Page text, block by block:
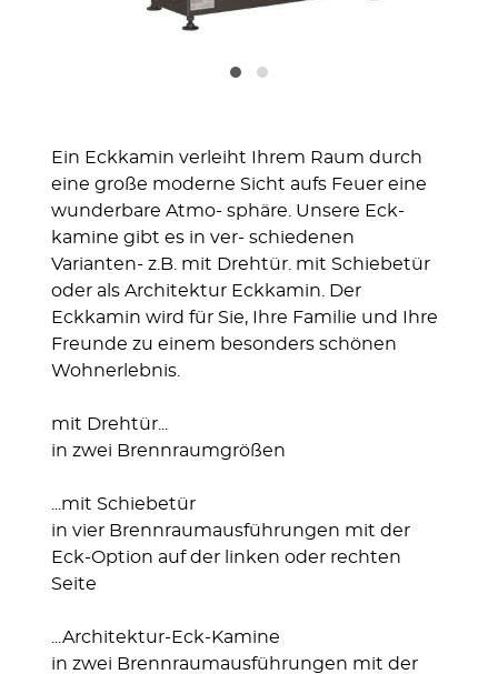
Ein Eckkamin verleiht Ihrem Raum durch
eine große moderne Sicht aufs Feuer eine
wunderbare Atmo- sphäre. Unsere Eck-
kamine gibt es in ver- schiedenen
Varianten- z.B. mit Drehtür. mit Schiebetür
oder als Architektur Eckkamin. Der
Eckkamin wird für Sie, Ihre Familie und Ihre
Freunde zu einem besonders schönen
Wohnerlebnis.
mit Drehtür...
in zwei Brennraumgrößen
...mit Schiebetür
in vier Brennraumausführungen mit der
Eck-Option auf der linken oder rechten
Seite
...Architektur-Eck-Kamine
in zwei Brennraumausführungen mit der